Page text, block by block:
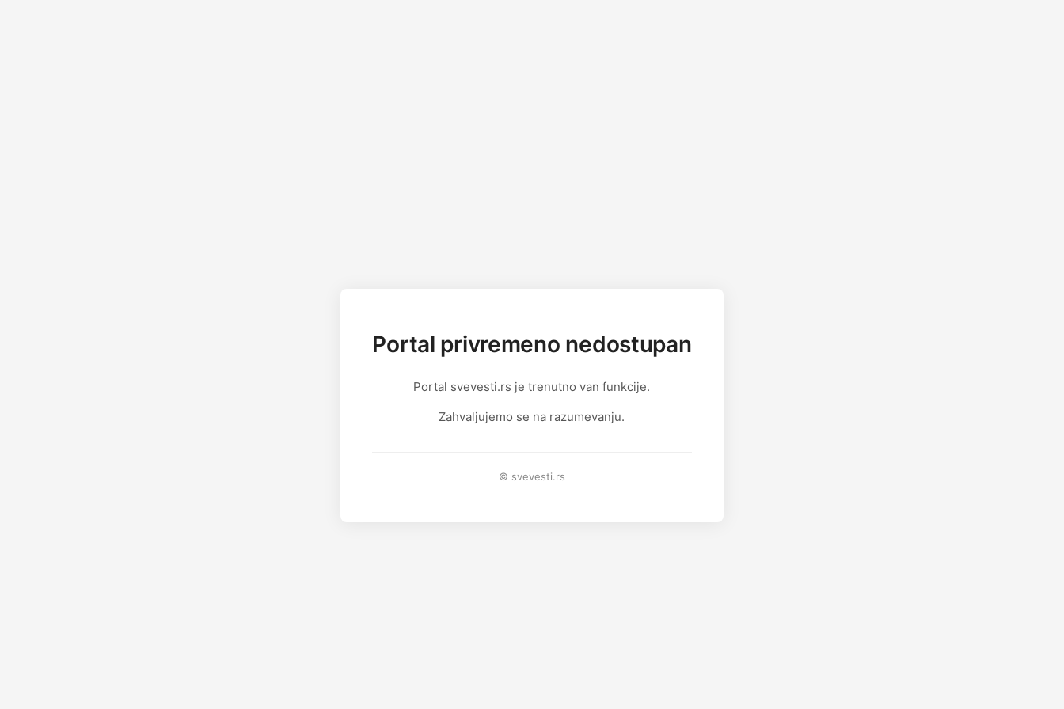
Portal privremeno nedostupan
Portal svevesti.rs je trenutno van funkcije.
Zahvaljujemo se na razumevanju.
© svevesti.rs